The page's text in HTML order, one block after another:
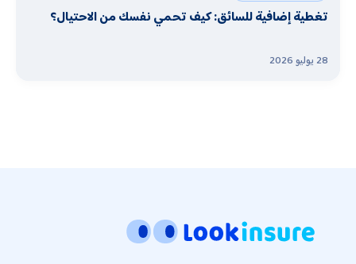
تغطية إضافية للسائق: كيف تحمي نفسك من الاحتيال؟
28 يوليو 2026